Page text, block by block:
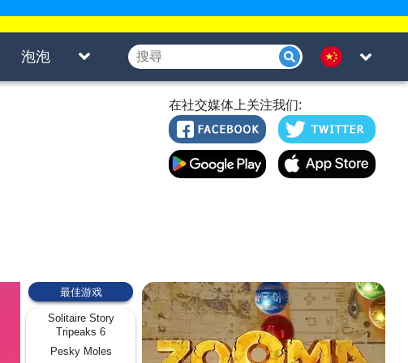
泡泡
在社交媒体上关注我们:
最佳游戏
Solitaire Story
Tripeaks 6
Pesky Moles